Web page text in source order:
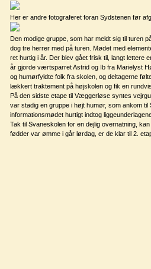
Her er andre fotograferet foran Sydstenen før
Den modige gruppe, som har meldt sig til turen
dog tre herrer med på turen. Mødet med
ret hurtig i år. Der blev gået frisk til, langt lettere
år gjorde værtsparret Astrid og Ib fra Marielyst
og humørfyldte folk fra skolen, og deltagerne
lækkert traktement på højskolen og fik en
På den sidste etape til Væggerløse syntes
var stadig en gruppe i højt humør, som ankom
informationsmødet hurtigt indtog
Tak til Svaneskolen for en dejlig overnatning,
fødder var ømme i går lørdag, er de klar til 2.